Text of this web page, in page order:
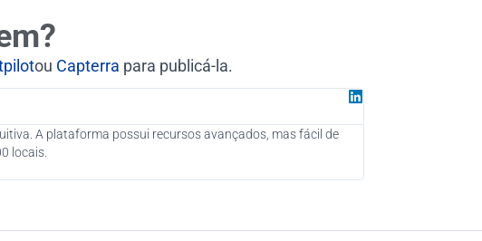
ou Capterra para publicá-la.
A plataforma possui recursos avançados, mas fácil de
locais.